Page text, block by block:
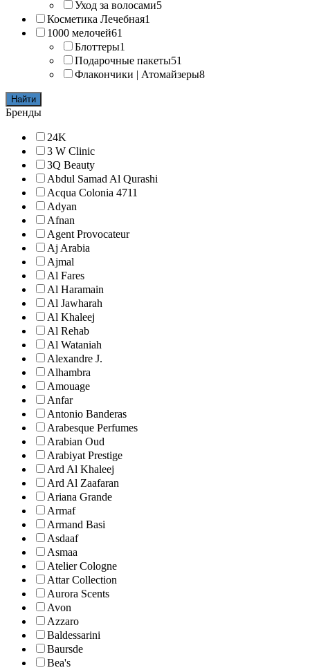
Уход за волосами5
Косметика Лечебная1
1000 мелочей61
Блоттеры1
Подарочные пакеты51
Флакончики | Атомайзеры8
Найти
Бренды
24K
3 W Clinic
3Q Beauty
Abdul Samad Al Qurashi
Acqua Colonia 4711
Adyan
Afnan
Agent Provocateur
Aj Arabia
Ajmal
Al Fares
Al Haramain
Al Jawharah
Al Khaleej
Al Rehab
Al Wataniah
Alexandre J.
Alhambra
Amouage
Anfar
Antonio Banderas
Arabesque Perfumes
Arabian Oud
Arabiyat Prestige
Ard Al Khaleej
Ard Al Zaafaran
Ariana Grande
Armaf
Armand Basi
Asdaaf
Asmaa
Atelier Cologne
Attar Collection
Aurora Scents
Avon
Azzaro
Baldessarini
Baursde
Bea's